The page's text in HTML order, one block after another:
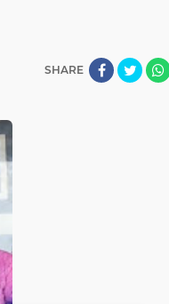
SHARE